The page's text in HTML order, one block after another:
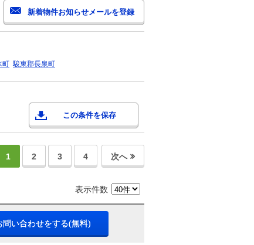
町 駿東郡長泉町
この条件を保存
1 2 3 4 次へ
表示件数
問い合わせをする(無料)